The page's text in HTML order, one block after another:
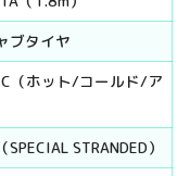
ブタイヤ
（ホット/コールド/ア
STRANDED）